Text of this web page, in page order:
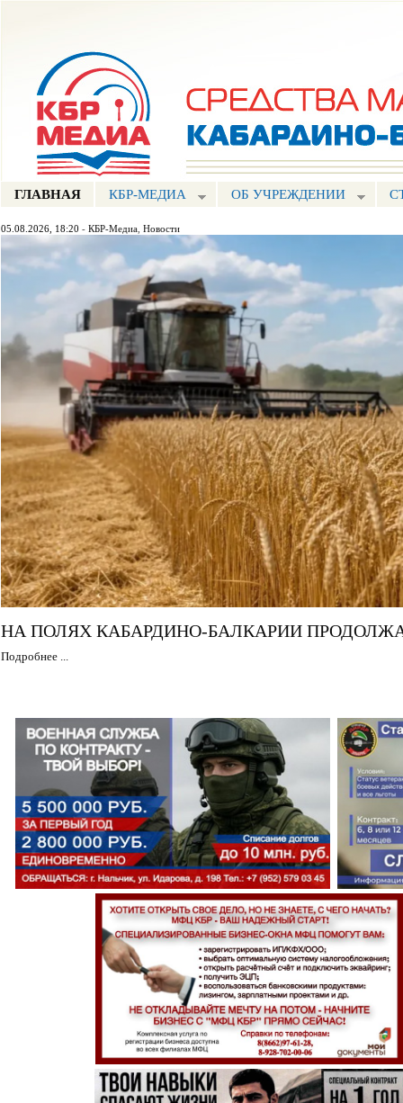
ГЛАВНАЯ КБР-МЕДИА ОБ УЧРЕЖДЕНИИ
05.08.2026, 18:20 - КБР-Медиа Новости
НА ПОЛЯХ КАБАРДИНО-БАЛКАРИИ
Подробнее ...